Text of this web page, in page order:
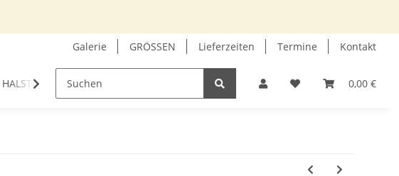
Galerie GRÖSSEN Lieferzeiten Termine Kontakt
0,00 €
HALSTUCH GUTSCHEIN INFOECKE